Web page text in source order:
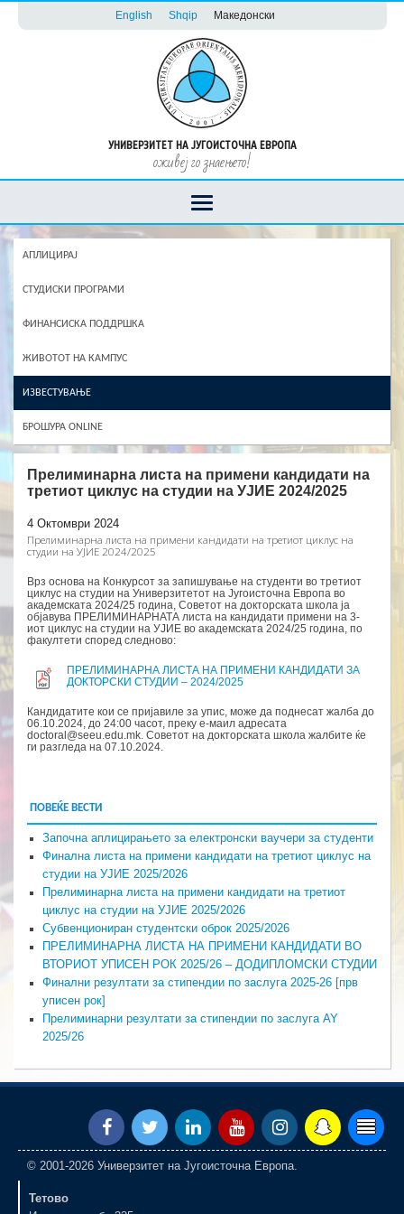
English Shqip Македонски
УНИВЕРЗИТЕТ НА ЈУГОИСТОЧНА ЕВРОПА
оживеј го знаењето!
АПЛИЦИРАЈ
СТУДИСКИ ПРОГРАМИ
ФИНАНСИСКА ПОДДРШКА
ЖИВОТОТ НА КАМПУС
ИЗВЕСТУВАЊЕ
БРОШУРА ONLINE
Прелиминарна листа на примени кандидати на
третиот циклус на студии на УЈИЕ 2024/2025
4 Октомври 2024
Прелиминарна листа на примени кандидати на третиот циклус на
студии на УЈИЕ 2024/2025
Врз основа на Конкурсот за запишување на студенти во третиот
циклус на студии на Универзитетот на Југоисточна Европа во
академската 2024/25 година, Советот на докторската школа ја
објавува ПРЕЛИМИНАРНАТА листа на кандидати примени на 3-
иот циклус на студии на УЈИЕ во академската 2024/25 година, по
факултети според следново:
ПРЕЛИМИНАРНА ЛИСТА НА ПРИМЕНИ КАНДИДАТИ ЗА
ДОКТОРСКИ СТУДИИ – 2024/2025
Кандидатите кои се пријавиле за упис, може да поднесат жалба до
06.10.2024, до 24:00 часот, преку е-маил адресата
doctoral@seeu.edu.mk. Советот на докторската школа жалбите ќе
ги разгледа на 07.10.2024.
ПОВЕЌЕ ВЕСТИ
Започна аплицирањето за електронски ваучери за студенти
Финална листа на примени кандидати на третиот циклус на
студии на УЈИЕ 2025/2026
Прелиминарна листа на примени кандидати на третиот
циклус на студии на УЈИЕ 2025/2026
Субвенциониран студентски оброк 2025/2026
ПРЕЛИМИНАРНА ЛИСТА НА ПРИМЕНИ КАНДИДАТИ ВО
ВТОРИОТ УПИСЕН РОК 2025/26 – ДОДИПЛОМСКИ СТУДИИ
Финални резултати за стипендии по заслуга 2025-26 [прв
уписен рок]
Прелиминарни резултати за стипендии по заслуга AY
2025/26
© 2001-2026 Универзитет на Југоисточна Европа.
Тетово